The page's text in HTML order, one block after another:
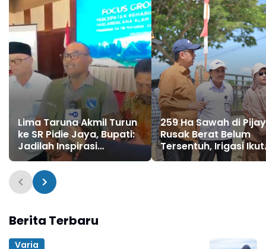
Lima Taruna Akmil Turun
ke SR Pidie Jaya, Bupati:
Jadilah Inspirasi
Generasi Muda
259 Ha Sawah di Pijay
Rusak Berat Belum
Tersentuh, Irigasi Ikut
Lumpuh
Berita Terbaru
Varia